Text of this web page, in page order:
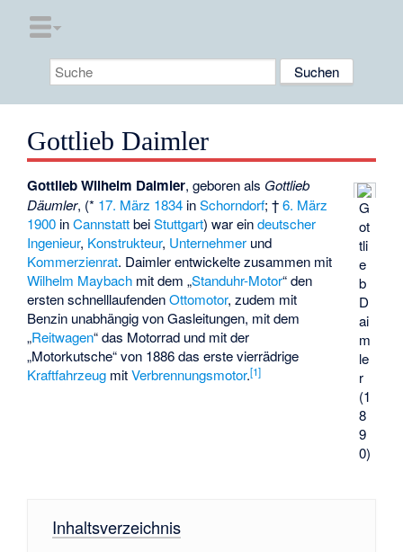
Gottlieb Daimler
G
ot
tli
e
b
D
ai
m
le
r
(1
8
9
0)
Gottlieb Wilhelm Daimler, geboren als Gottlieb
Däumler, (* 17. März 1834 inSchorndorf; †6. März
1900 inCannstattbeiStuttgart) war eindeutscher
Ingenieur, Konstrukteur, Unternehmer und
Kommerzienrat. Daimler entwickelte zusammen mit
Wilhelm Maybach mit dem „Standuhr-Motor“ den
ersten schnelllaufendenOttomotor, zudem mit
Benzin unabhängig von Gasleitungen, mit dem
„Reitwagen“ das Motorrad und mit der
„Motorkutsche“ von 1886 das erste vierrädrige
Kraftfahrzeug mitVerbrennungsmotor.[1]
Inhaltsverzeichnis